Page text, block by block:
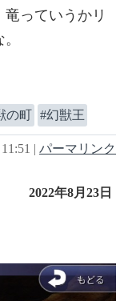
っていうかリ
の町 幻獣王
| パーマリンク
2022年8月23日